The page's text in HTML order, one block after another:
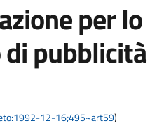
per lo
pubblicità
12-16;495~art59)